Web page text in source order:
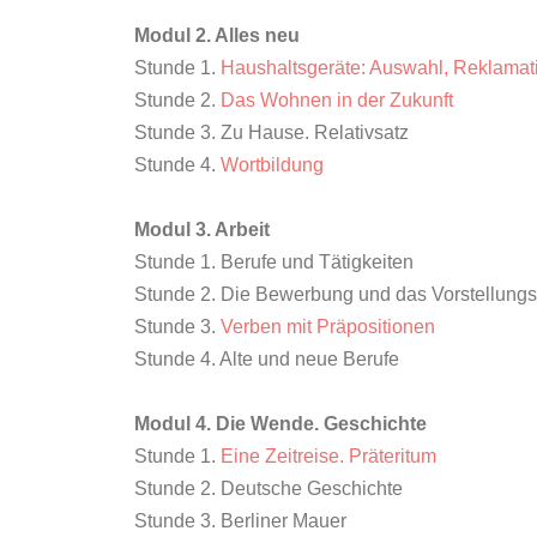
Modul 2. Alles neu
Stunde 1. Haushaltsgeräte: Auswahl,
Stunde 2. Das Wohnen in der Zukunft
Stunde 3. Zu Hause. Relativsatz
Stunde 4. Wortbildung
Modul 3. Arbeit
Stunde 1. Berufe und Tätigkeiten
Stunde 2. Die Bewerbung und das
Stunde 3. Verben mit Präpositionen
Stunde 4. Alte und neue Berufe
Modul 4. Die Wende. Geschichte
Stunde 1. Eine Zeitreise. Präteritum
Stunde 2. Deutsche Geschichte
Stunde 3. Berliner Mauer